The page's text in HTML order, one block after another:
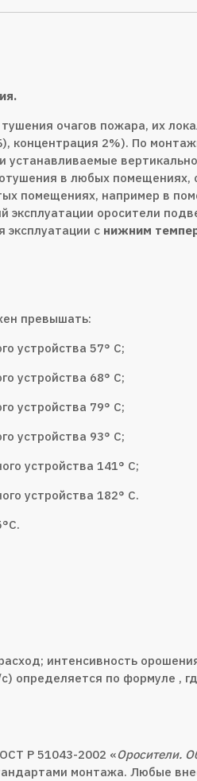
очагов пожара, их
концентрация 2%). По
в любых
помещениях, например в
оросители
с нижним
превышать:
устройства 57° С;
устройства 68° С;
устройства 79° С;
устройства 93° С;
устройства 141° С;
устройства 182° С.
интенсивность
определяется по формуле ,
Р 51043-2002 «Оросители.
монтажа. Любые